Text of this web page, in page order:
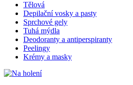
Tělová
Depilační vosky a pasty
Sprchové gely
Tuhá mýdla
Deodoranty a antiperspiranty
Peelingy
Krémy a masky